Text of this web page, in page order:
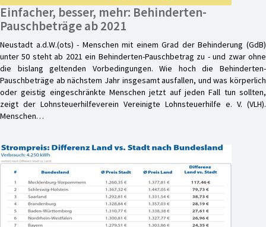
Einfacher, besser, mehr: Behinderten-
Pauschbeträge ab 2021
Neustadt a.d.W.(ots) - Menschen mit einem Grad der Behinderung (GdB)
unter 50 steht ab 2021 ein Behinderten-Pauschbetrag zu - und zwar ohne
die bislang geltenden Vorbedingungen. Wie hoch die Behinderten-
Pauschbeträge ab nächstem Jahr insgesamt ausfallen, und was körperlich
oder geistig eingeschränkte Menschen jetzt auf jeden Fall tun sollten,
zeigt der Lohnsteuerhilfeverein Vereinigte Lohnsteuerhilfe e. V. (VLH).
Menschen…